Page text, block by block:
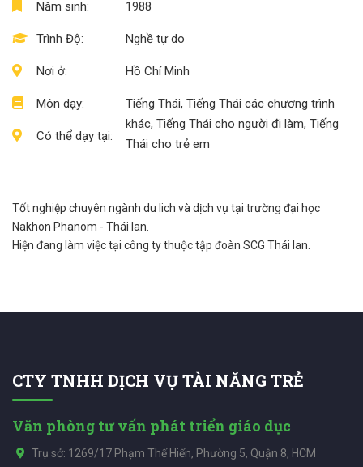
Năm sinh:
Trình Độ:
Nơi ở:
Môn dạy:
Có thể dạy tại:
1988
Nghề tự do
Hồ Chí Minh
Tiếng Thái, Tiếng Thái các chương trình
khác, Tiếng Thái cho người đi làm, Tiếng
Thái cho trẻ em
Tốt nghiệp chuyên ngành du lich và dịch vụ tại trường đại học
Nakhon Phanom - Thái lan.
Hiện đang làm việc tại công ty thuộc tập đoàn SCG Thái lan.
CTY TNHH DỊCH VỤ TÀI NĂNG TRẺ
Văn phòng tư vấn phát triển giáo dục
Trụ sở: 1269/17 Phạm Thế Hiển, Phường 5, Quận 8, HCM